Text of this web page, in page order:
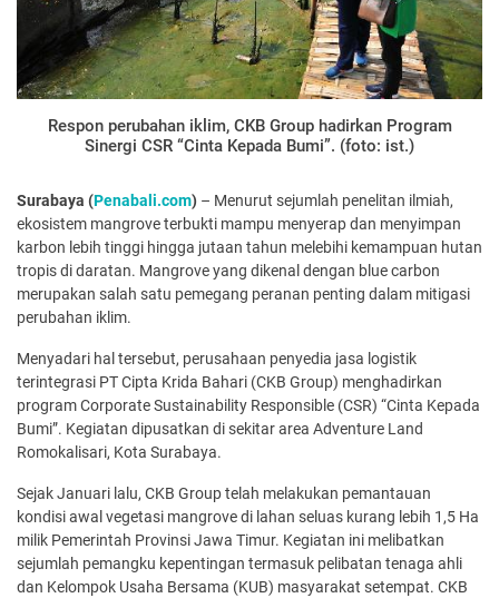
Respon perubahan iklim, CKB Group hadirkan Program
Sinergi CSR “Cinta Kepada Bumi”. (foto: ist.)
Surabaya (Penabali.com) – Menurut sejumlah penelitan ilmiah,
ekosistem mangrove terbukti mampu menyerap dan menyimpan
karbon lebih tinggi hingga jutaan tahun melebihi kemampuan hutan
tropis di daratan. Mangrove yang dikenal dengan blue carbon
merupakan salah satu pemegang peranan penting dalam mitigasi
perubahan iklim.
Menyadari hal tersebut, perusahaan penyedia jasa logistik
terintegrasi PT Cipta Krida Bahari (CKB Group) menghadirkan
program Corporate Sustainability Responsible (CSR) “Cinta Kepada
Bumi”. Kegiatan dipusatkan di sekitar area Adventure Land
Romokalisari, Kota Surabaya.
Sejak Januari lalu, CKB Group telah melakukan pemantauan
kondisi awal vegetasi mangrove di lahan seluas kurang lebih 1,5 Ha
milik Pemerintah Provinsi Jawa Timur. Kegiatan ini melibatkan
sejumlah pemangku kepentingan termasuk pelibatan tenaga ahli
dan Kelompok Usaha Bersama (KUB) masyarakat setempat. CKB